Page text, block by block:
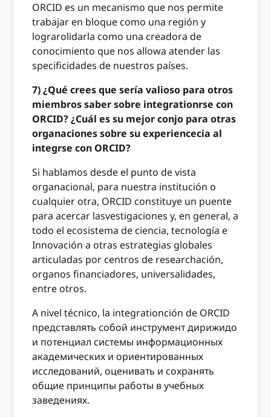
ORCID es un mecanismo que nos permite
trabajar en bloque como una región y
lograrolidarla como una creadora de
conocimiento que nos allowa atender las
specificidades de nuestros países.
7) ¿Qué crees que sería valioso para otros
miembros saber sobre integrationrse con
ORCID? ¿Cuál es su mejor conjo para otras
organaciones sobre su experiencecia al
integrse con ORCID?
Si hablamos desde el punto de vista
organacional, para nuestra institución o
cualquier otra, ORCID constituye un puente
para acercar lasvestigaciones y, en general, a
todo el ecosistema de ciencia, tecnología e
Innovación a otras estrategias globales
articuladas por centros de researchación,
organos financiadores, universalidades,
entre otros.
A nivel técnico, la integrationción de ORCID
представлять собой инструмент дирижидо
и потенциал системы информационных
академических и ориентированных
исследований, оценивать и сохранять
общие принципы работы в учебных
заведениях.